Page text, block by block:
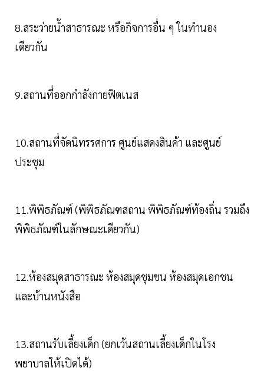
8.สระว่ายน้ำสาธารณะ หรือกิจการอื่น ๆ ในทำนอง
เดียวกัน
9.สถานที่ออกกำลังกายฟิตเนส
10.สถานที่จัดนิทรรศการ ศูนย์แสดงสินค้า และศูนย์
ประชุม
11.พิพิธภัณฑ์ (พิพิธภัณฑสถาน พิพิธภัณฑ์ท้องถิ่น รวมถึง
พิพิธภัณฑ์ในลักษณะเดียวกัน)
12.ห้องสมุดสาธารณะ ห้องสมุดชุมชน ห้องสมุดเอกชน
และบ้านหนังสือ
13.สถานรับเลี้ยงเด็ก (ยกเว้นสถานเลี้ยงเด็กในโรง
พยาบาลให้เปิดได้)